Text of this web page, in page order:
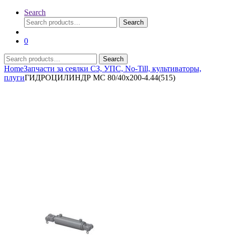
Search
Search
for:
Search
0
Search
for:
Search
HomeЗапчасти за сеялки СЗ, УПС, No-Till, культиваторы,
плугиГИДРОЦИЛИНДР МС 80/40х200-4.44(515)